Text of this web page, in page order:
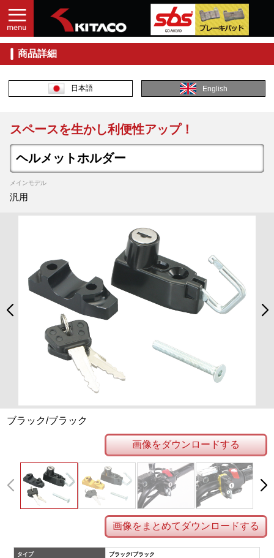
商品詳細
日本語 English
スペースを生かし利便性アップ！
ヘルメットホルダー
メインモデル
汎用
ブラック/ブラック
画像をダウンロードする
画像をまとめてダウンロードする
タイプ ブラック/ブラック